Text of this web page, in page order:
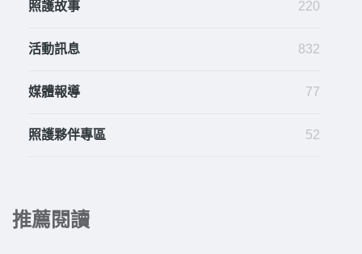
照護故事 220
活動訊息 832
媒體報導 77
照護夥伴專區 52
推薦閱讀